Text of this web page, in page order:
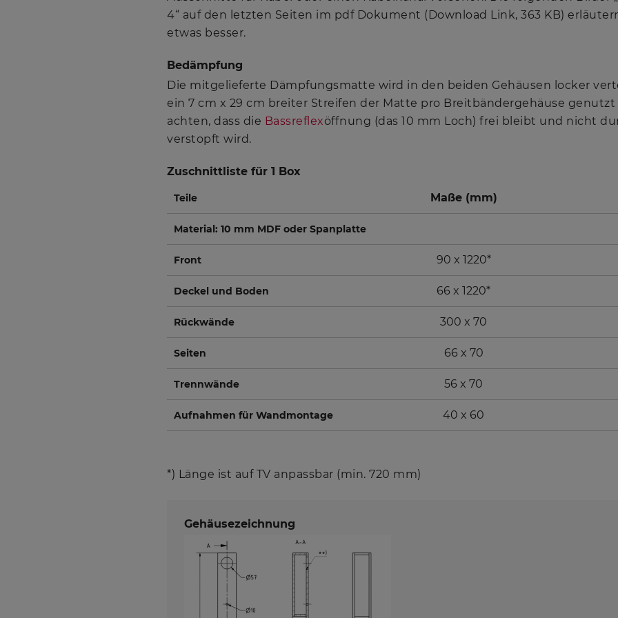
4“ auf den letzten Seiten im pdf Dokument (Download Link, 363 KB)
etwas besser.
Bedämpfung
Die mitgelieferte Dämpfungsmatte wird in den beiden Gehäusen locker
ein 7 cm x 29 cm breiter Streifen der Matte pro Breitbändergehäuse genutzt
achten, dass die Bassreflexöffnung (das 10 mm Loch) frei bleibt und nicht
verstopft wird.
Zuschnittliste für 1 Box
Teile Maße (mm)
Material: 10 mm MDF oder Spanplatte
Front 90 x 1220*
Deckel und Boden 66 x 1220*
Rückwände 300 x 70
Seiten 66 x 70
Trennwände 56 x 70
Aufnahmen für Wandmontage 40 x 60
*) Länge ist auf TV anpassbar (min. 720 mm)
Gehäusezeichnung